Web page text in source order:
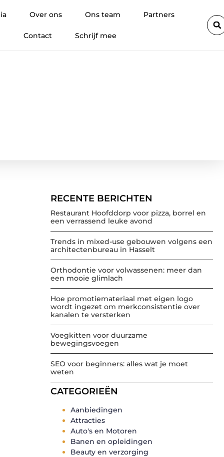
Over ons Ons team Partners
Contact Schrijf mee
RECENTE BERICHTEN
Restaurant Hoofddorp voor pizza, borrel en
een verrassend leuke avond
Trends in mixed-use gebouwen volgens een
architectenbureau in Hasselt
Orthodontie voor volwassenen: meer dan
een mooie glimlach
Hoe promotiemateriaal met eigen logo
wordt ingezet om merkconsistentie over
kanalen te versterken
Voegkitten voor duurzame
bewegingsvoegen
SEO voor beginners: alles wat je moet
weten
CATEGORIEËN
Aanbiedingen
Attracties
Auto's en Motoren
Banen en opleidingen
Beauty en verzorging